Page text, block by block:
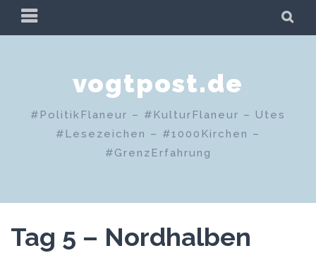
Zum
PRIMÄRES
MENÜ
vogtpost.de
#PolitikFlaneur – #KulturFlaneur – Utes
#Lesezeichen – #1000Kirchen –
#GrenzErfahrung
Tag 5 – Nordhalben